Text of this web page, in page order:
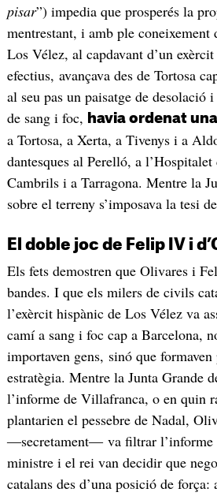
pisar”) impedia que prosperés la
mentrestant, i amb ple coneixement
Los Vélez, al capdavant d’un
efectius, avançava des de Tortosa
al seu pas un paisatge de
de sang i foc,
havia ordenat
a Tortosa, a Xerta, a Tivenys i a
dantesques al Perelló, a
Cambrils i a Tarragona. Mentre la
sobre el terreny s’imposava la tesi
El doble joc de Felip IV i
Els fets demostren que Olivares i
bandes. I que els milers de civils
l’exèrcit hispànic de Los Vélez va
camí a sang i foc cap a Barcelona,
importaven gens, sinó que
estratègia. Mentre la Junta Grande
l’informe de Villafranca, o en quin
plantarien el pessebre de Nadal,
―secretament― va filtrar
ministre i el rei van decidir que
catalans des d’una posició de